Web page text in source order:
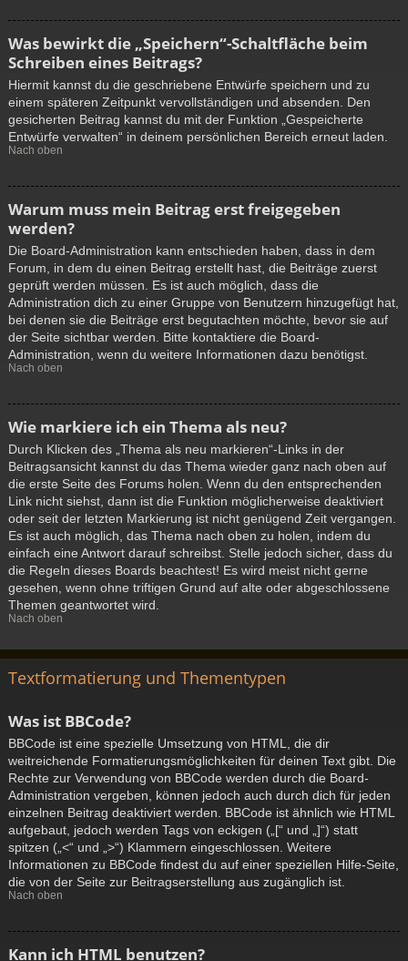
Was bewirkt die „Speichern“-Schaltfläche beim
Schreiben eines Beitrags?
Hiermit kannst du die geschriebene Entwürfe speichern und zu
einem späteren Zeitpunkt vervollständigen und absenden. Den
gesicherten Beitrag kannst du mit der Funktion „Gespeicherte
Entwürfe verwalten“ in deinem persönlichen Bereich erneut laden.
Nach oben
Warum muss mein Beitrag erst freigegeben
werden?
Die Board-Administration kann entschieden haben, dass in dem
Forum, in dem du einen Beitrag erstellt hast, die Beiträge zuerst
geprüft werden müssen. Es ist auch möglich, dass die
Administration dich zu einer Gruppe von Benutzern hinzugefügt hat,
bei denen sie die Beiträge erst begutachten möchte, bevor sie auf
der Seite sichtbar werden. Bitte kontaktiere die Board-
Administration, wenn du weitere Informationen dazu benötigst.
Nach oben
Wie markiere ich ein Thema als neu?
Durch Klicken des „Thema als neu markieren“-Links in der
Beitragsansicht kannst du das Thema wieder ganz nach oben auf
die erste Seite des Forums holen. Wenn du den entsprechenden
Link nicht siehst, dann ist die Funktion möglicherweise deaktiviert
oder seit der letzten Markierung ist nicht genügend Zeit vergangen.
Es ist auch möglich, das Thema nach oben zu holen, indem du
einfach eine Antwort darauf schreibst. Stelle jedoch sicher, dass du
die Regeln dieses Boards beachtest! Es wird meist nicht gerne
gesehen, wenn ohne triftigen Grund auf alte oder abgeschlossene
Themen geantwortet wird.
Nach oben
Textformatierung und Thementypen
Was ist BBCode?
BBCode ist eine spezielle Umsetzung von HTML, die dir
weitreichende Formatierungsmöglichkeiten für deinen Text gibt. Die
Rechte zur Verwendung von BBCode werden durch die Board-
Administration vergeben, können jedoch auch durch dich für jeden
einzelnen Beitrag deaktiviert werden. BBCode ist ähnlich wie HTML
aufgebaut, jedoch werden Tags von eckigen („[“ und „]“) statt
spitzen („<“ und „>“) Klammern eingeschlossen. Weitere
Informationen zu BBCode findest du auf einer speziellen Hilfe-Seite,
die von der Seite zur Beitragserstellung aus zugänglich ist.
Nach oben
Kann ich HTML benutzen?